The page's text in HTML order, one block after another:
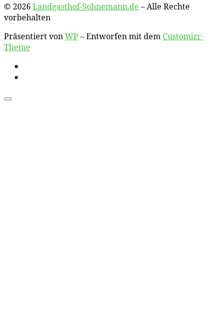
© 2026 Landgasthof-Sohnemann.de – Alle Rechte
vorbehalten
Präsentiert vonWP – Entworfen mit dem Customizr-
Theme